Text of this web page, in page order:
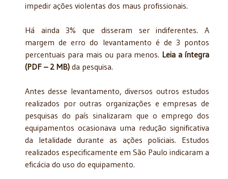
impedir ações violentas dos maus profissionais.
Há ainda 3% que disseram ser indiferentes. A
margem de erro do levantamento é de 3 pontos
percentuais para mais ou para menos. Leia a íntegra
(PDF – 2 MB) da pesquisa.
Antes desse levantamento, diversos outros estudos
realizados por outras organizações e empresas de
pesquisas do país sinalizaram que o emprego dos
equipamentos ocasionava uma redução significativa
da letalidade durante as ações policiais. Estudos
realizados especificamente em São Paulo indicaram a
eficácia do uso do equipamento.